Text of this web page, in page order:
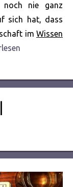
noch nie ganz
sich hat, dass
im Wissen